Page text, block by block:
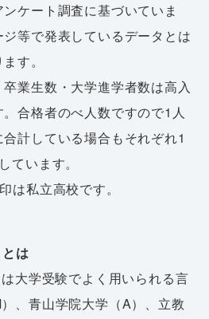
ケート調査に基づいていま
等で発表しているデータとは
す。
業生数・大学進学者数は高入
合格者のべ人数ですので1人
計している場合もそれぞれ1
ています。
私立高校です。
は
大学受験でよく用いられる言
、青山学院大学（A）、立教